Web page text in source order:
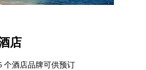
店
个酒店品牌可供预订